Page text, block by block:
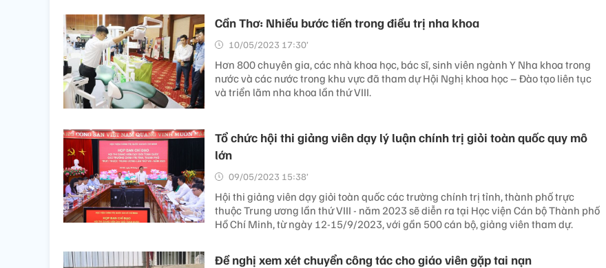
Cần Thơ: Nhiều bước tiến trong điều trị nha khoa
10/05/2023 17:30’
Hơn 800 chuyên gia, các nhà khoa học, bác sĩ, sinh viên ngành Y Nha khoa trong
nước và các nước trong khu vực đã tham dự Hội Nghị khoa học – Đào tạo liên tục
và triển lãm nha khoa lần thứ VIII.
Tổ chức hội thi giảng viên dạy lý luận chính trị giỏi toàn quốc quy mô
lớn
09/05/2023 15:38’
Hội thi giảng viên dạy giỏi toàn quốc các trường chính trị tỉnh, thành phố trực
thuộc Trung ương lần thứ VIII - năm 2023 sẽ diễn ra tại Học viện Cán bộ Thành phố
Hồ Chí Minh, từ ngày 12-15/9/2023, với gần 500 cán bộ, giảng viên tham dự.
Đề nghị xem xét chuyển công tác cho giáo viên gặp tai nạn